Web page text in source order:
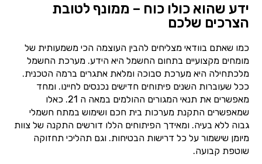
ידע שהוא כולו כוח – ממונף לטובת
הצרכים שלכם
כמו שאתם בוודאי מצליחים להבין העוצמה הכי משמעותית של
מומחים מקצועיים בתחום החשמל היא הידע. מערכת החשמל
מלכתחילה היא מערכת סבוכה ומלאת אתגרים ברמה הטכנית.
ככל שעוברות השנים פיתוחים חדישים נכנסים לחיינו. ומחד
מאפשרים את תנאי המגורים ההולמים במאה ה 21. כאלו
שמאפשרים התקנת מערכות בית חכם ושימוש במתח חשמלי
גבוה ללא בעיה. ומאידך הפיתוחים הללו דורשים התקנה של צוות
מיומן שישמור על כל דרישות הבטיחות. וגם תהליכי תחזוקה
שוטפת קבועה.